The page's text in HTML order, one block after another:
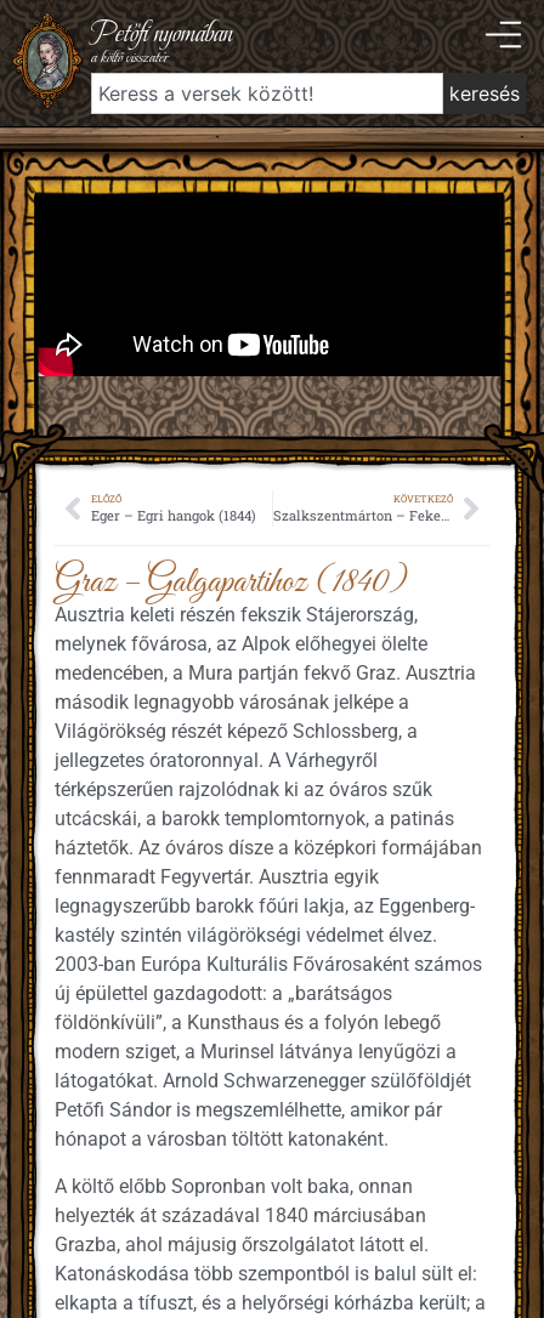
Petőfi nyomában
a költő visszatér
keresés
ELŐZŐ
Eger – Egri hangok (1844)
KÖVETKEZŐ
Szalkszentmárton – Fekete kenyér (1845)
Graz – Galgapartihoz (1840)
Ausztria keleti részén fekszik Stájerország,
melynek fővárosa, az Alpok előhegyei ölelte
medencében, a Mura partján fekvő Graz. Ausztria
második legnagyobb városának jelképe a
Világörökség részét képező Schlossberg, a
jellegzetes óratoronnyal. A Várhegyről
térképszerűen rajzolódnak ki az óváros szűk
utcácskái, a barokk templomtornyok, a patinás
háztetők. Az óváros dísze a középkori formájában
fennmaradt Fegyvertár. Ausztria egyik
legnagyszerűbb barokk főúri lakja, az Eggenberg-
kastély szintén világörökségi védelmet élvez.
2003-ban Európa Kulturális Fővárosaként számos
új épülettel gazdagodott: a „barátságos
földönkívüli”, a Kunsthaus és a folyón lebegő
modern sziget, a Murinsel látványa lenyűgözi a
látogatókat. Arnold Schwarzenegger szülőföldjét
Petőfi Sándor is megszemlélhette, amikor pár
hónapot a városban töltött katonaként.
A költő előbb Sopronban volt baka, onnan
helyezték át századával 1840 márciusában
Grazba, ahol májusig őrszolgálatot látott el.
Katonáskodása több szempontból is balul sült el:
elkapta a tífuszt, és a helyőrségi kórházba került; a